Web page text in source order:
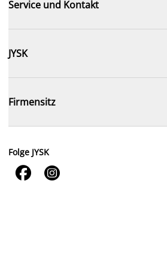
Service und Kontakt
JYSK
Firmensitz
Folge JYSK
 